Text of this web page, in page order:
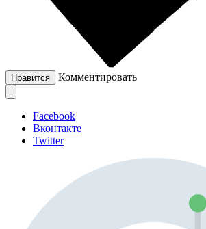
Нравится Комментировать
Facebook
Вконтакте
Twitter